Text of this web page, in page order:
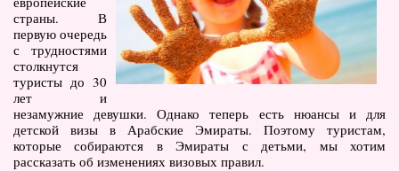
Туры по Украине
Полезно
Журнал ярких путешествий
(блог)
Новости
Справочник туриста
страны. В
первую очередь
с трудностями
столкнутся
туристы до 30
лет и
незамужние девушки. Однако теперь есть нюансы и для
детской визы в Арабские Эмираты. Поэтому туристам,
которые собираются в Эмираты с детьми, мы хотим
рассказать об изменениях визовых правил.